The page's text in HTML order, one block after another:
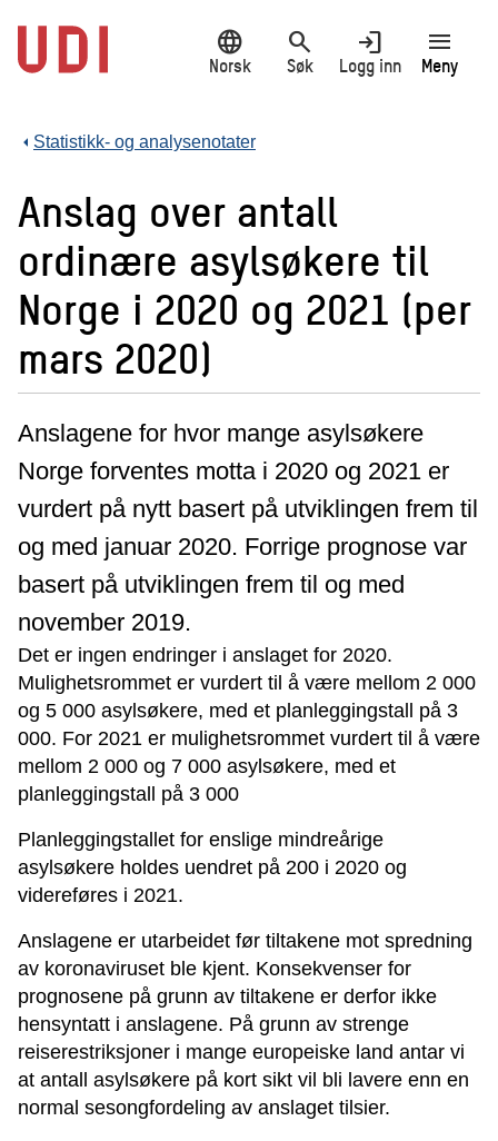
hovedinnhold
language
Norsk
search
Søk
login
Logg inn
menu
Meny
Statistikk- og analysenotater
Anslag over antall
ordinære asylsøkere til
Norge i 2020 og 2021 (per
mars 2020)
Anslagene for hvor mange asylsøkere
Norge forventes motta i 2020 og 2021 er
vurdert på nytt basert på utviklingen frem til
og med januar 2020. Forrige prognose var
basert på utviklingen frem til og med
november 2019.
Det er ingen endringer i anslaget for 2020.
Mulighetsrommet er vurdert til å være mellom 2 000
og 5 000 asylsøkere, med et planleggingstall på 3
000. For 2021 er mulighetsrommet vurdert til å være
mellom 2 000 og 7 000 asylsøkere, med et
planleggingstall på 3 000
Planleggingstallet for enslige mindreårige
asylsøkere holdes uendret på 200 i 2020 og
videreføres i 2021.
Anslagene er utarbeidet før tiltakene mot spredning
av koronaviruset ble kjent. Konsekvenser for
prognosene på grunn av tiltakene er derfor ikke
hensyntatt i anslagene. På grunn av strenge
reiserestriksjoner i mange europeiske land antar vi
at antall asylsøkere på kort sikt vil bli lavere enn en
normal sesongfordeling av anslaget tilsier.